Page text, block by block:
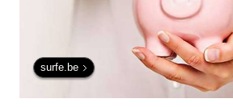
surfe.be